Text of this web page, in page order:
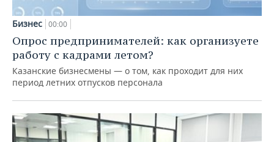
Бизнес 00:00
Опрос предпринимателей: как организуете
работу с кадрами летом?
Казанские бизнесмены — о том, как проходит для них
период летних отпусков персонала